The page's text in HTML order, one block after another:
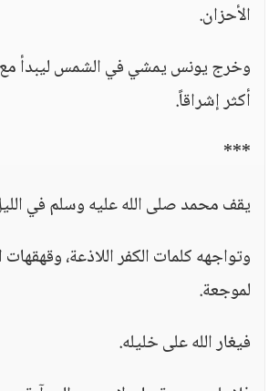
الأحزان.
وخرج يونس يمشي في الشمس ليبدأ
أكثر إشراقاً.
***
يقف محمد صلى الله عليه وسلم في
وتواجهه كلمات الكفر اللاذعة،
لموجعة.
فيغار الله على خليله.